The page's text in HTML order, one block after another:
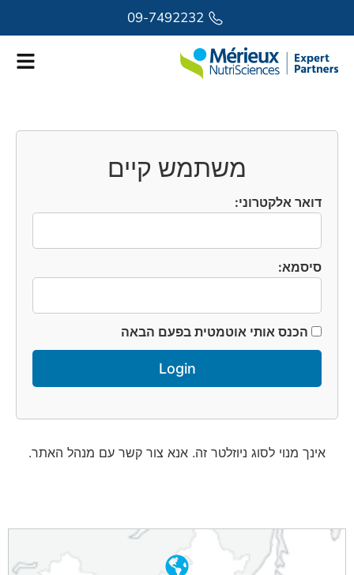
09-7492232
משתמש קיים
דואר אלקטרוני:
סיסמא:
הכנס אותי אוטמטית בפעם הבאה
אינך מנוי לסוג ניוזלטר זה. אנא צור קשר עם מנהל האתר.